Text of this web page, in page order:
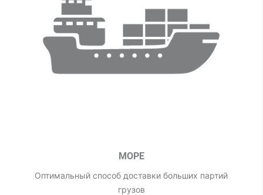
МОРЕ
Оптимальный способ доставки больших партий
грузов